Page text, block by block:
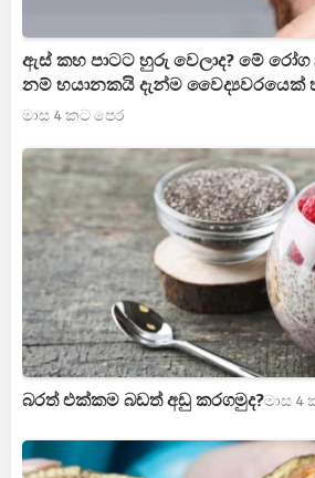
ඇස් කහ පාටට හුරු වෙලාද? මේ
නම් භයානකයි දැන්ම
මාස 4 කට පෙර
බරත් එක්කම බඩත් අඩු කරගමුද?මාස 4